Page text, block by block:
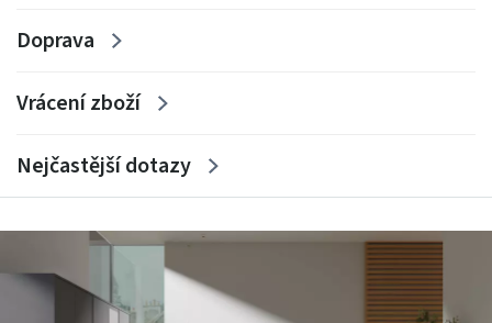
Doprava
Vrácení zboží
Nejčastější dotazy